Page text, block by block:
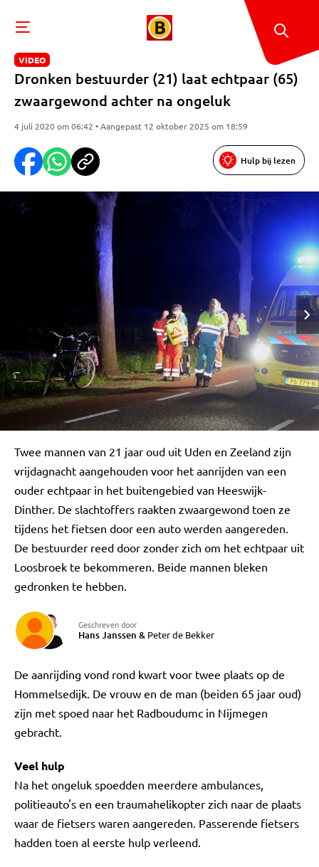
VIDEO
Dronken bestuurder (21) laat echtpaar (65)
zwaargewond achter na ongeluk
4 juli 2020 om 06:42 • Aangepast 12 oktober 2025 om 18:59
Hulp bij lezen
Twee mannen van 21 jaar oud uit Uden en Zeeland zijn
vrijdagnacht aangehouden voor het aanrijden van een
ouder echtpaar in het buitengebied van Heeswijk-
Dinther. De slachtoffers raakten zwaargewond toen ze
tijdens het fietsen door een auto werden aangereden.
De bestuurder reed door zonder zich om het echtpaar uit
Loosbroek te bekommeren. Beide mannen bleken
gedronken te hebben.
Geschreven door
Hans Janssen & Peter de Bekker
De aanrijding vond rond kwart voor twee plaats op de
Hommelsedijk. De vrouw en de man (beiden 65 jaar oud)
zijn met spoed naar het Radboudumc in Nijmegen
gebracht.
Veel hulp
Na het ongeluk spoedden meerdere ambulances,
politieauto's en een traumahelikopter zich naar de plaats
waar de fietsers waren aangereden. Passerende fietsers
hadden toen al eerste hulp verleend.